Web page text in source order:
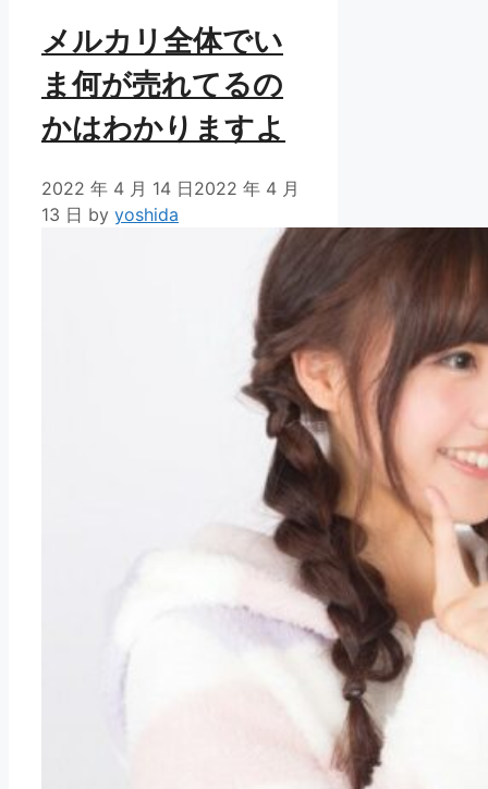
メルカリ全体でい
ま何が売れてるの
かはわかりますよ
2022 年 4 月 14 日2022 年 4 月
13 日 by yoshida